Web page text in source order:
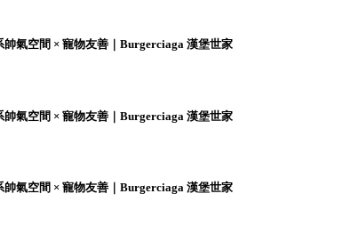
帥氣空間 × 寵物友善｜Burgerciaga 漢堡世家
帥氣空間 × 寵物友善｜Burgerciaga 漢堡世家
帥氣空間 × 寵物友善｜Burgerciaga 漢堡世家